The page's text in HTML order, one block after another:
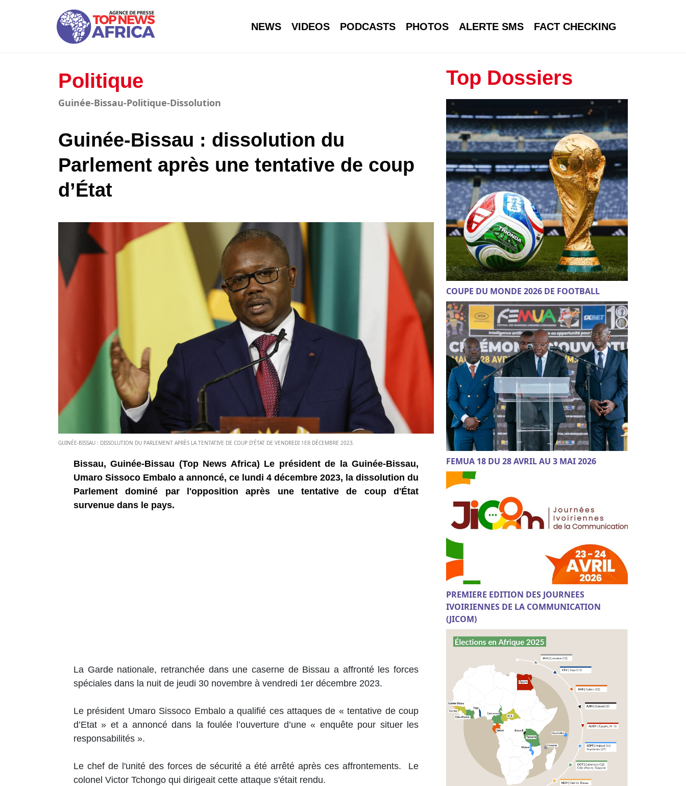
NEWS VIDEOS PODCASTS PHOTOS ALERTE SMS FACT CHECKING
Politique
Guinée-Bissau-Politique-Dissolution
Guinée-Bissau : dissolution du
Parlement après une tentative de coup
d’État
GUINÉE-BISSAU : DISSOLUTION DU PARLEMENT APRÈS LA TENTATIVE DE COUP D’ÉTAT DE VENDREDI 1ER DÉCEMBRE 2023.
Bissau, Guinée-Bissau (Top News Africa) Le président de la Guinée-Bissau,
Umaro Sissoco Embalo a annoncé, ce lundi 4 décembre 2023, la dissolution du
Parlement dominé par l'opposition après une tentative de coup d'État
survenue dans le pays.
La Garde nationale, retranchée dans une caserne de Bissau a affronté les forces
spéciales dans la nuit de jeudi 30 novembre à vendredi 1er décembre 2023.
Le président Umaro Sissoco Embalo a qualifié ces attaques de « tentative de coup
d’Etat » et a annoncé dans la foulée l’ouverture d’une « enquête pour situer les
responsabilités ».
Le chef de l'unité des forces de sécurité a été arrêté après ces affrontements. Le
colonel Victor Tchongo qui dirigeait cette attaque s'était rendu.
Top Dossiers
COUPE DU MONDE 2026 DE FOOTBALL
FEMUA 18 DU 28 AVRIL AU 3 MAI 2026
PREMIERE EDITION DES JOURNEES
IVOIRIENNES DE LA COMMUNICATION
(JICOM)